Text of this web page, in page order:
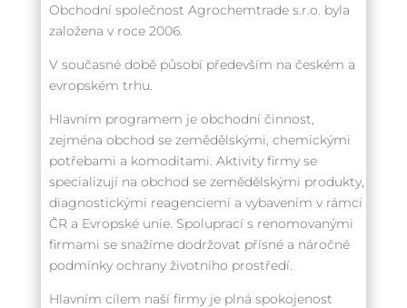
Obchodní společnost Agrochemtrade s.r.o. byla
založena v roce 2006.
V současné době působí především na českém a
evropském trhu.
Hlavním programem je obchodní činnost,
zejména obchod se zemědělskými, chemickými
potřebami a komoditami. Aktivity firmy se
specializují na obchod se zemědělskými produkty,
diagnostickými reagenciemi a vybavením v rámci
ČR a Evropské unie. Spoluprací s renomovanými
firmami se snažíme dodržovat přísné a náročné
podmínky ochrany životního prostředí.
Hlavním cílem naší firmy je plná spokojenost